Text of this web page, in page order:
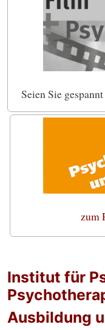
Seien Sie
zum
Institut für
Ausbildung